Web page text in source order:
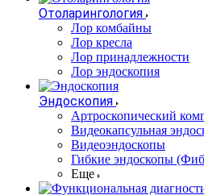
Отоларингология
Лор комбайны
Лор кресла
Лор принадлежности
Лор эндоскопия
Эндоскопия
Артроскопический
Видеокапсульная
Видеоэндоскопы
Гибкие эндоскопы
Еще